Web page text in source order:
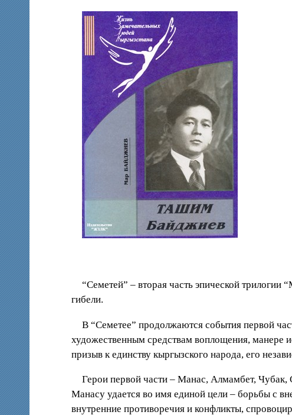
“Семетей” – вторая часть эпической
гибели.
В “Семетее” продолжаются события первой
художественным средствам воплощения, манере
призыв к единству кыргызского народа, его
Герои первой части – Манас, Алмамбет, Чубак,
Манасу удается во имя единой цели – борьбы с
внутренние противоречия и конфликты,